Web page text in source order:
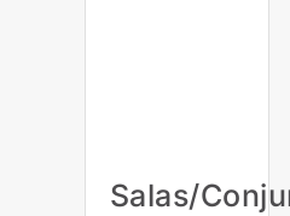
Salas/